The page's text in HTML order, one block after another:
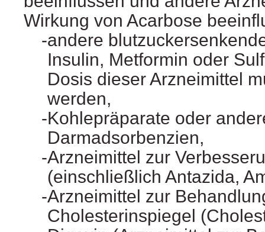
Wirkung von Acarbose
andere
Insulin, Metformin oder
Dosis dieser Arzneimittel
werden,
Kohlepräparate oder
Darmadsorbenzien,
Arzneimittel zur
(einschließlich Antazida,
Arzneimittel zur
Cholesterinspiegel